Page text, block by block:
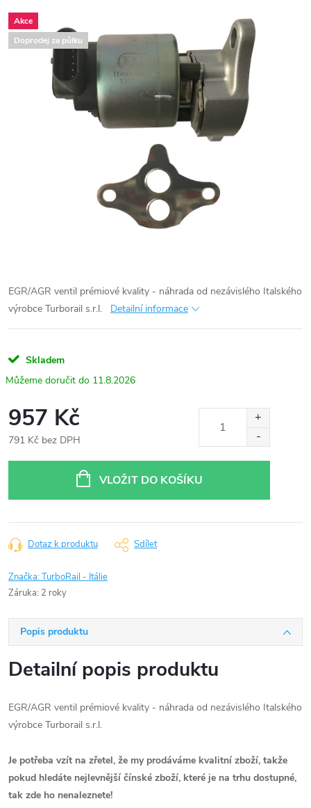
Akce
Doprodej za půlku
EGR/AGR ventil prémiové kvality - náhrada od nezávislého Italského
výrobce Turborail s.r.l.
Detailní informace
Skladem
11.8.2026
957 Kč
791 Kč bez DPH
VLOŽIT DO KOŠÍKU
Dotaz k produktu Sdílet
Značka:TurboRail - Itálie
Záruka: 2 roky
Popis produktu
Detailní popis produktu
EGR/AGR ventil prémiové kvality - náhrada od nezávislého Italského
výrobce Turborail s.r.l.
Je potřeba vzít na zřetel, že my prodáváme kvalitní zboží, takže
pokud hledáte nejlevnější čínské zboží, které je na trhu dostupné,
tak zde ho nenaleznete!